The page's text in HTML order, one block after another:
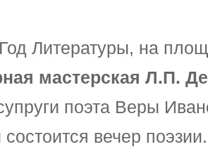
Литературы, на
мастерская Л.П.
поэта Веры
вечер поэзии.